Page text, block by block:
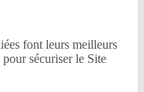
font leurs meilleurs
sécuriser le Site